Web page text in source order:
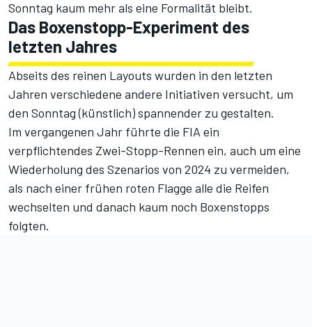
Sonntag kaum mehr als eine Formalität bleibt.
Das Boxenstopp-Experiment des
letzten Jahres
Abseits des reinen Layouts wurden in den letzten
Jahren verschiedene andere Initiativen versucht, um
den Sonntag (künstlich) spannender zu gestalten.
Im vergangenen Jahr führte die FIA ein
verpflichtendes Zwei-Stopp-Rennen ein, auch um eine
Wiederholung des Szenarios von 2024 zu vermeiden,
als nach einer frühen roten Flagge alle die Reifen
wechselten und danach kaum noch Boxenstopps
folgten.